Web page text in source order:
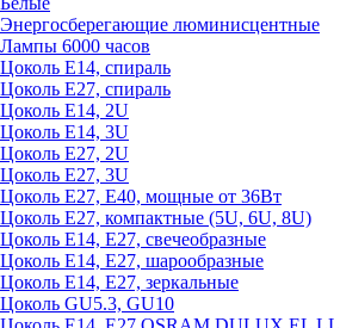
Энергосберегающие люминисцентные
Лампы 6000 часов
Цоколь Е14, спираль
Цоколь Е27, спираль
Цоколь Е14, 2U
Цоколь Е14, 3U
Цоколь Е27, 2U
Цоколь Е27, 3U
Цоколь Е27, Е40, мощные от 36Вт
Цоколь Е27, компактные (5U, 6U, 8U)
Цоколь Е14, Е27, свечеобразные
Цоколь Е14, Е27, шарообразные
Цоколь Е14, Е27, зеркальные
Цоколь GU5.3, GU10